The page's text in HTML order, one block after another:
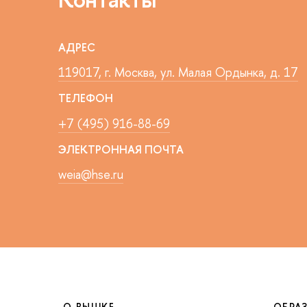
АДРЕС
119017, г. Москва, ул. Малая Ордынка, д. 17
ТЕЛЕФОН
+7 (495) 916-88-69
ЭЛЕКТРОННАЯ ПОЧТА
weia@hse.ru